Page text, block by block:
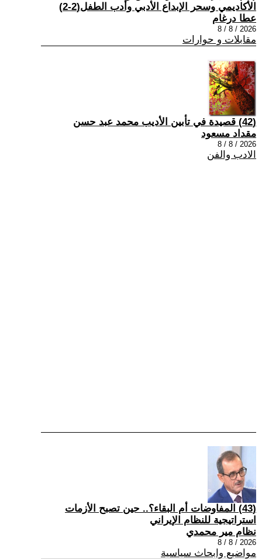
الأكاديمي وسحر الإبداع الأدبي وأدب الطفل(2-2)
عطا درغام
2026 / 8 / 8
مقابلات و حوارات
(42) قصيدة في تأبين الأديب محمد عبد حسن
مقداد مسعود
2026 / 8 / 8
الادب والفن
(43) المفاوضات أم البقاء؟.. حين تصبح الأزمات
استراتيجية للنظام الإيراني
نظام مير محمدي
2026 / 8 / 8
مواضيع وابحاث سياسية